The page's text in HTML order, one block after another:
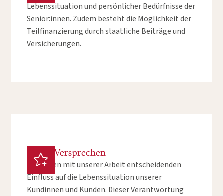
Lebenssituation und persönlicher Bedürfnisse der
Senior:innen. Zudem besteht die Möglichkeit der
Teilfinanzierung durch staatliche Beiträge und
Versicherungen.
Unser Versprechen
Wir haben mit unserer Arbeit entscheidenden
Einfluss auf die Lebenssituation unserer
Kundinnen und Kunden. Dieser Verantwortung